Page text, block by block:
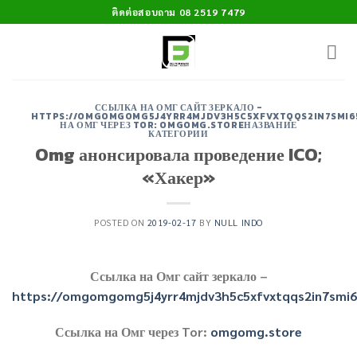
to
ติดต่อสอบถาม 08 2519 7479
ССЫЛКА НА ОМГ САЙТ ЗЕРКАЛО -
HTTPS://
НА ОМГ ЧЕРЕЗ TOR: OMGOMG.STOREНАЗВАНИЕ
КАТЕГОРИИ
Omg анонсировала проведение ICO;
«Хакер»
POSTED ON 2019-02-17 BY NULL INDO
Ссылка на Омг сайт зеркало –
https://
Ссылка на Омг через Tor: omgomg.store